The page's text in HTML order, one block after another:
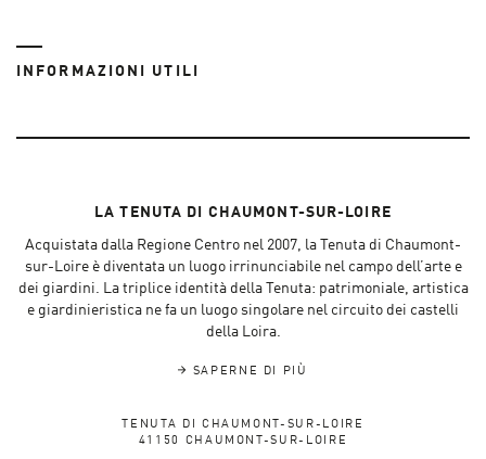
INFORMAZIONI UTILI
LA TENUTA DI CHAUMONT-SUR-LOIRE
Acquistata dalla Regione Centro nel 2007, la Tenuta di Chaumont-
sur-Loire è diventata un luogo irrinunciabile nel campo dell’arte e
dei giardini. La triplice identità della Tenuta: patrimoniale, artistica
e giardinieristica ne fa un luogo singolare nel circuito dei castelli
della Loira.
SAPERNE DI PIÙ
TENUTA DI CHAUMONT-SUR-LOIRE
41150 CHAUMONT-SUR-LOIRE